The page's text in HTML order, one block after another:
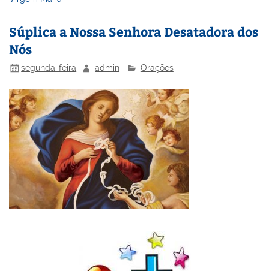
o
k
ai
Súplica a Nossa Senhora Desatadora dos
Nós
segunda-feira admin Orações